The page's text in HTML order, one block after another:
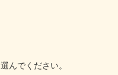
んでください。